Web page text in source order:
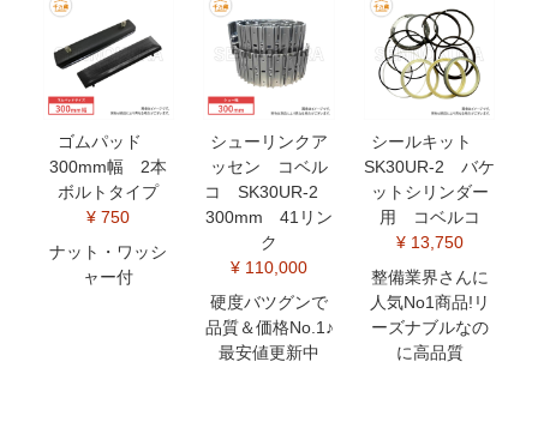
ゴムパッド
300mm幅 2本
ボルトタイプ
¥ 750
ナット・ワッシ
ャー付
シューリンクア
ッセン コベル
コ SK30UR-2
300mm 41リン
ク
¥ 110,000
硬度バツグンで
品質＆価格No.1♪
最安値更新中
シールキット
SK30UR-2 バケ
ットシリンダー
用 コベルコ
¥ 13,750
整備業界さんに
人気No1商品!リ
ーズナブルなの
に高品質